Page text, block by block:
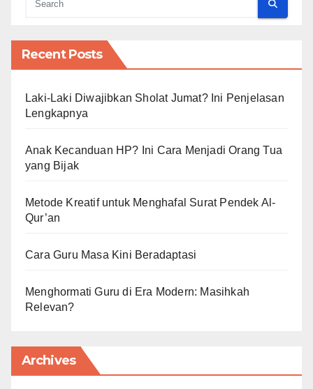
Recent Posts
Laki-Laki Diwajibkan Sholat Jumat? Ini Penjelasan
Lengkapnya
Anak Kecanduan HP? Ini Cara Menjadi Orang Tua
yang Bijak
Metode Kreatif untuk Menghafal Surat Pendek Al-
Qur’an
Cara Guru Masa Kini Beradaptasi
Menghormati Guru di Era Modern: Masihkah
Relevan?
Archives